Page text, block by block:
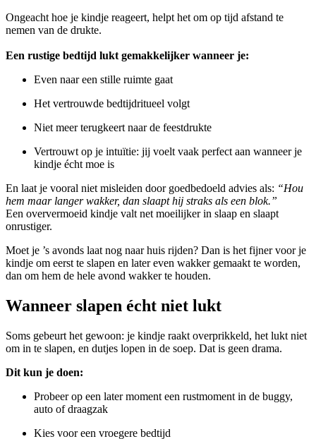
Ongeacht hoe je kindje reageert, helpt het om op tijd afstand te
nemen van de drukte.
Een rustige bedtijd lukt gemakkelijker wanneer je:
Even naar een stille ruimte gaat
Het vertrouwde bedtijdritueel volgt
Niet meer terugkeert naar de feestdrukte
Vertrouwt op je intuïtie: jij voelt vaak perfect aan wanneer je
kindje écht moe is
En laat je vooral niet misleiden door goedbedoeld advies als: “Hou
hem maar langer wakker, dan slaapt hij straks als een blok.”
Een oververmoeid kindje valt net moeilijker in slaap en slaapt
onrustiger.
Moet je ’s avonds laat nog naar huis rijden? Dan is het fijner voor je
kindje om eerst te slapen en later even wakker gemaakt te worden,
dan om hem de hele avond wakker te houden.
Wanneer slapen écht niet lukt
Soms gebeurt het gewoon: je kindje raakt overprikkeld, het lukt niet
om in te slapen, en dutjes lopen in de soep. Dat is geen drama.
Dit kun je doen:
Probeer op een later moment een rustmoment in de buggy,
auto of draagzak
Kies voor een vroegere bedtijd